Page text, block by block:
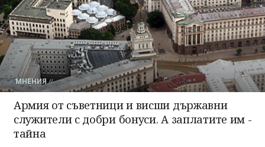
МНЕНИЯ
Армия от съветници и висши държавни
служители с добри бонуси. А заплатите им -
тайна